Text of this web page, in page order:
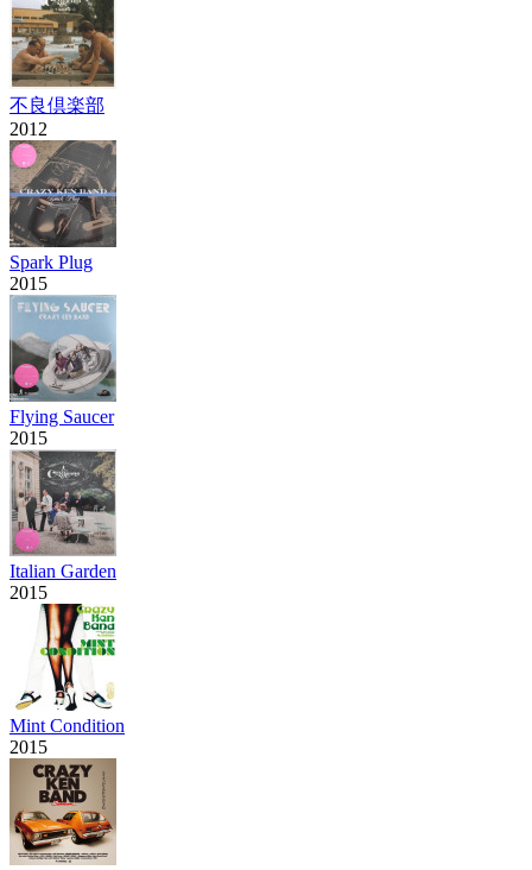
不良倶楽部
2012
Spark Plug
2015
Flying Saucer
2015
Italian Garden
2015
Mint Condition
2015